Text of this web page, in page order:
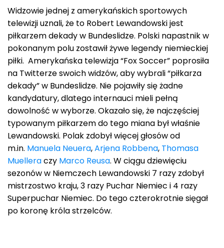
Widzowie jednej z amerykańskich sportowych
telewizji uznali, że to Robert Lewandowski jest
piłkarzem dekady w Bundeslidze. Polski napastnik w
pokonanym polu zostawił żywe legendy niemieckiej
piłki. Amerykańska telewizja “Fox Soccer” poprosiła
na Twitterze swoich widzów, aby wybrali “piłkarza
dekady” w Bundeslidze. Nie pojawiły się żadne
kandydatury, dlatego internauci mieli pełną
dowolność w wyborze. Okazało się, że najczęściej
typowanym piłkarzem do tego miana był właśnie
Lewandowski. Polak zdobył więcej głosów od
m.in. Manuela Neuera,Arjena Robbena, Thomasa
Muelleraczy Marco Reusa. W ciągu dziewięciu
sezonów w Niemczech Lewandowski 7 razy zdobył
mistrzostwo kraju, 3 razy Puchar Niemiec i 4 razy
Superpuchar Niemiec. Do tego czterokrotnie sięgał
po koronę króla strzelców.